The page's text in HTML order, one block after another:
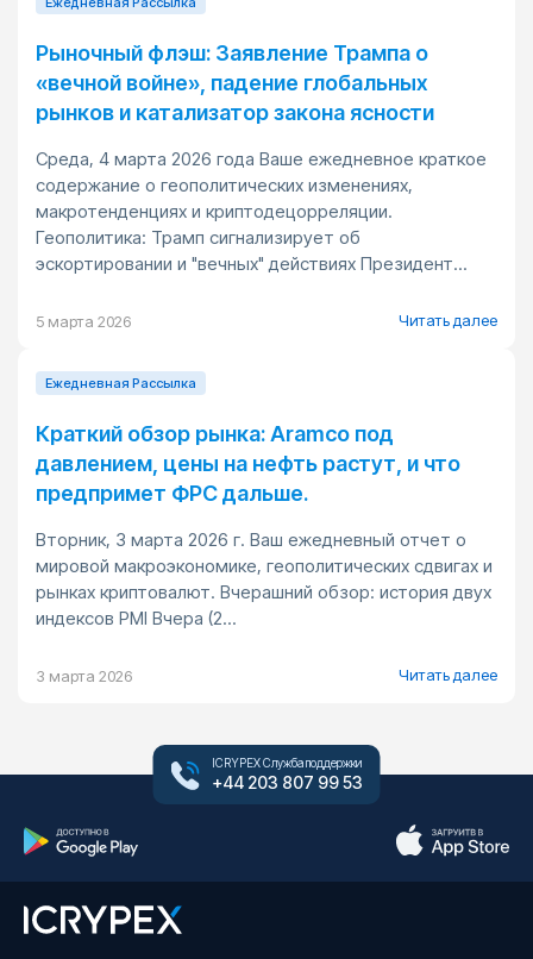
Рыночный флэш: Заявление Трампа о
«вечной войне», падение глобальных
рынков и катализатор закона ясности
Среда, 4 марта 2026 года Ваше ежедневное краткое
содержание о геополитических изменениях,
макротенденциях и криптодецорреляции.
Геополитика: Трамп сигнализирует об
эскортировании и "вечных" действиях Президент...
5 марта 2026 Читать далее
Ежедневная Pассылка
Краткий обзор рынка: Aramco под
давлением, цены на нефть растут, и что
предпримет ФРС дальше.
Вторник, 3 марта 2026 г. Ваш ежедневный отчет о
мировой макроэкономике, геополитических сдвигах и
рынках криптовалют. Вчерашний обзор: история двух
индексов PMI Вчера (2...
3 марта 2026 Читать далее
ICRYPEX Служба поддержки
+44 203 807 99 53